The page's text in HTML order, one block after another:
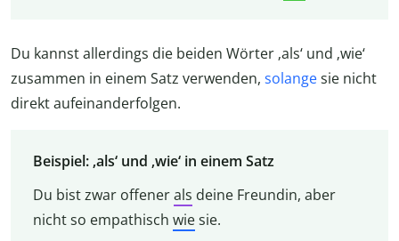
Du kannst allerdings die beiden Wörter ‚als‘ und ‚wie‘
zusammen in einem Satz verwenden, solangesie nicht
direkt aufeinanderfolgen.
Beispiel: ‚als‘ und ‚wie‘ in einem Satz
Du bist zwar offenerals deine Freundin, aber
nicht so empathisch wiesie.